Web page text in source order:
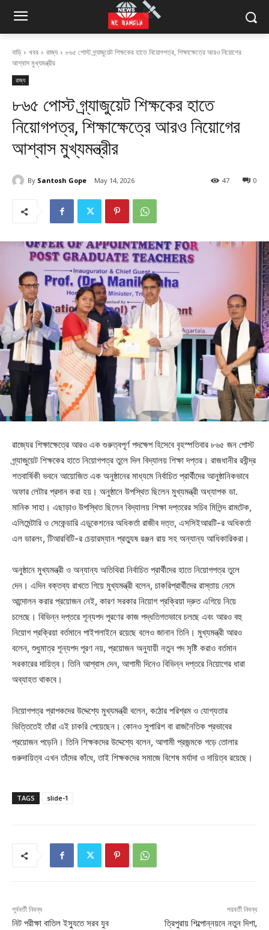
বাড়ি খবর রাজ্য
৮৬৫ পোস্ট গ্র্যাজুয়েট শিক্ষকের হাতে নিয়োগপত্র, শিক্ষাক্ষেত্রে আরও নিয়োগের
আশ্বাস মুখ্যমন্ত্রীর
রাজ্য
৮৬৫ পোস্ট গ্র্যাজুয়েট শিক্ষকের হাতে
নিয়োগপত্র, শিক্ষাক্ষেত্রে আরও নিয়োগের
আশ্বাস মুখ্যমন্ত্রীর
By Santosh Gope May 14, 2026 0
47
রাজ্যের শিক্ষাক্ষেত্রে আরও এক গুরুত্বপূর্ণ পদক্ষেপ হিসেবে বৃহস্পতিবার ৮৬৫ জন পোস্ট
গ্র্যাজুয়েট শিক্ষকের হাতে নিয়োগপত্র তুলে দিল বিদ্যালয় শিক্ষা দপ্তর। রাজধানীর রবীন্দ্র
শতবার্ষিকী ভবনে আয়োজিত এক অনুষ্ঠানের মাধ্যমে নির্বাচিত প্রার্থীদের আনুষ্ঠানিকভাবে
অফার লেটার প্রদান করা হয়। অনুষ্ঠানে উপস্থিত ছিলেন মুখ্যমন্ত্রী অধ্যাপক ডা.
মানিক সাহা। এছাড়াও উপস্থিত ছিলেন বিদ্যালয় শিক্ষা দপ্তরের সচিব মিলিন্দ রামটেক,
এলিমেন্টারি ও সেকেন্ডারি এডুকেশনের অধিকর্তা রাজীব দত্ত, এসসিইআরটি-র অধিকর্তা
এল ডারলং, টিআরবিটি-র চেয়ারম্যান প্রত্যুষ রঞ্জন রায় সহ অন্যান্য আধিকারিকরা।
অনুষ্ঠানে মুখ্যমন্ত্রী ও অন্যান্য অতিথিরা নির্বাচিত প্রার্থীদের হাতে নিয়োগপত্র তুলে
দেন। এদিন বক্তব্য রাখতে গিয়ে মুখ্যমন্ত্রী বলেন, চাকরিপ্রার্থীদের রাস্তায় নেমে
আন্দোলন করার প্রয়োজন নেই, কারণ সরকার নিয়োগ প্রক্রিয়া দ্রুত এগিয়ে নিয়ে
চলেছে। বিভিন্ন দপ্তরে শূন্যপদ পূরণের কাজ পদ্ধতিগতভাবে চলছে এবং আরও বহু
নিয়োগ প্রক্রিয়া বর্তমানে পাইপলাইনে রয়েছে বলেও জানান তিনি। মুখ্যমন্ত্রী আরও
বলেন, শুধুমাত্র শূন্যপদ পূরণ নয়, প্রয়োজন অনুযায়ী নতুন পদ সৃষ্টি করাও বর্তমান
সরকারের দায়িত্ব। তিনি আশ্বাস দেন, আগামী দিনেও বিভিন্ন দপ্তরে নিয়োগের ধারা
অব্যাহত থাকবে।
নিয়োগপত্র প্রাপকদের উদ্দেশ্যে মুখ্যমন্ত্রী বলেন, কঠোর পরিশ্রম ও যোগ্যতার
ভিত্তিতেই তাঁরা এই চাকরি পেয়েছেন। কোনও সুপারিশ বা রাজনৈতিক প্রভাবের
প্রয়োজন পড়েনি। তিনি শিক্ষকদের উদ্দেশ্যে বলেন, আগামী প্রজন্মকে গড়ে তোলার
গুরুদায়িত্ব এখন তাঁদের কাঁধে, তাই শিক্ষকদের সমাজে বিশেষ মর্যাদা ও দায়িত্ব রয়েছে।
TAGS slide-1
পূর্ববর্তী নিবন্ধ
নিট পরীক্ষা বাতিল ইস্যুতে সরব যুব
পরবর্তী নিবন্ধ
ত্রিপুরায় শিল্পোন্নয়নে নতুন দিশা,